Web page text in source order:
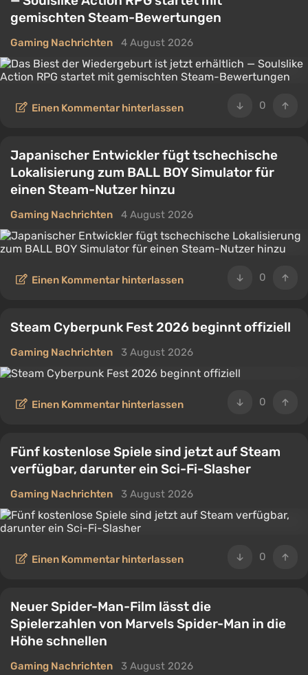
gemischten Steam-Bewertungen
Gaming Nachrichten 4 August 2026
0
Einen Kommentar hinterlassen
Japanischer Entwickler fügt tschechische
Lokalisierung zum BALL BOY Simulator für
einen Steam-Nutzer hinzu
Gaming Nachrichten 4 August 2026
0
Einen Kommentar hinterlassen
Steam Cyberpunk Fest 2026 beginnt offiziell
Gaming Nachrichten 3 August 2026
0
Einen Kommentar hinterlassen
Fünf kostenlose Spiele sind jetzt auf Steam
verfügbar, darunter ein Sci-Fi-Slasher
Gaming Nachrichten 3 August 2026
0
Einen Kommentar hinterlassen
Neuer Spider-Man-Film lässt die
Spielerzahlen von Marvels Spider-Man in die
Höhe schnellen
Gaming Nachrichten 3 August 2026